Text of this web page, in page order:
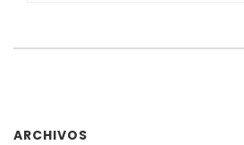
ARCHIVOS